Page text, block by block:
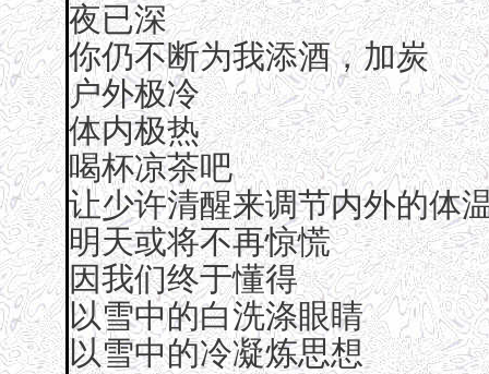
夜已深
你仍不断为我添酒，加炭
户外极冷
体内极热
喝杯凉茶吧
让少许清醒来调节内外的体
明天或将不再惊慌
因我们终于懂得
以雪中的白洗涤眼睛
以雪中的冷凝炼思想